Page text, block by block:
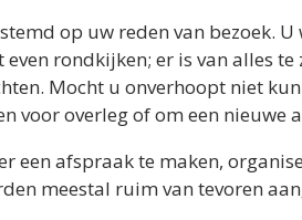
op uw reden van bezoek.
rondkijken; er is van alles
Mocht u onverhoopt niet
voor overleg of om een nieuwe
afspraak te maken,
meestal ruim van tevoren